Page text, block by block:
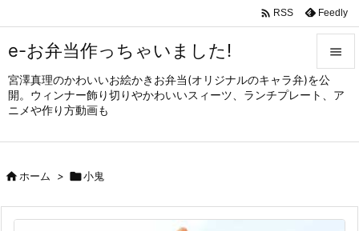
e-お弁当作っちゃいました!
宮澤真理のかわいいお絵かきお弁当(オリジナルのキャラ弁)を公
開。ウィンナー飾り切りやかわいいスィーツ、ランチプレート、ア
ニメや作り方動画も


メニュ
サイド

次へ
 RSS Feedly
ホーム > 小鬼